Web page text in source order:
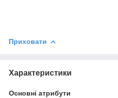
Приховати
Характеристики
Основні атрибути